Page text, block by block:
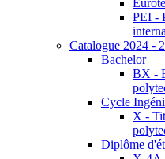
PEI -
Catalogue 2024 -
Bachelor
BX -
Cycle
X -
Diplôme